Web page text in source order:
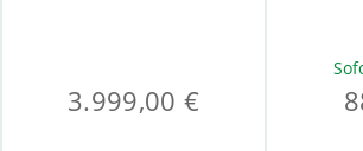
3.999,00 €